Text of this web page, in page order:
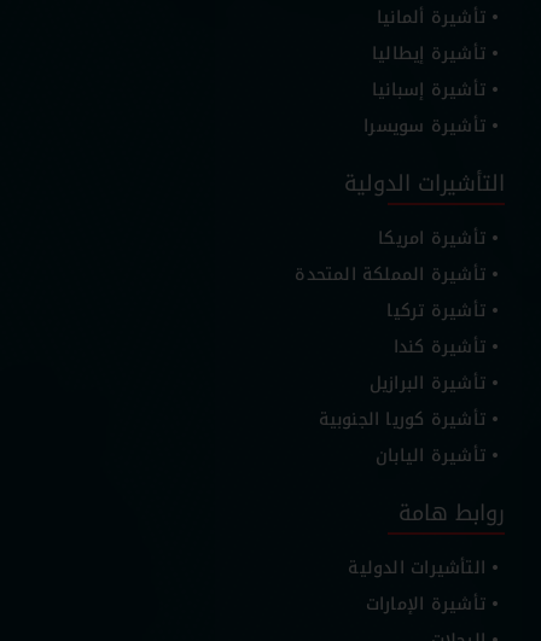
تأشيرة ألمانيا
تأشيرة إيطاليا
تأشيرة إسبانيا
تأشيرة سويسرا
التأشيرات الدولية
تأشيرة امريكا
تأشيرة المملكة المتحدة
تأشيرة تركيا
تأشيرة كندا
تأشيرة البرازيل
تأشيرة كوريا الجنوبية
تأشيرة اليابان
روابط هامة
التأشيرات الدولية
تأشيرة الإمارات